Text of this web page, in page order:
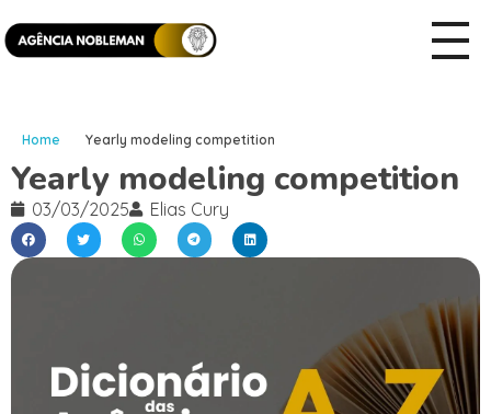
Home Yearly modeling competition
Yearly modeling competition
03/03/2025 Elias Cury